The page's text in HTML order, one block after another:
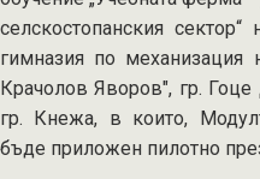
селскостопанския
гимназия по механизация
Крачолов Яворов", гр.
гр. Кнежа, в които,
бъде приложен пилотно